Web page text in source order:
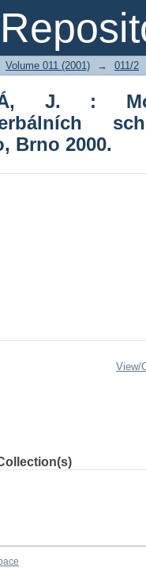
J. :
dětí.
Volume 011 (2001) → 011/2
J. :
Brno 2000.
View/